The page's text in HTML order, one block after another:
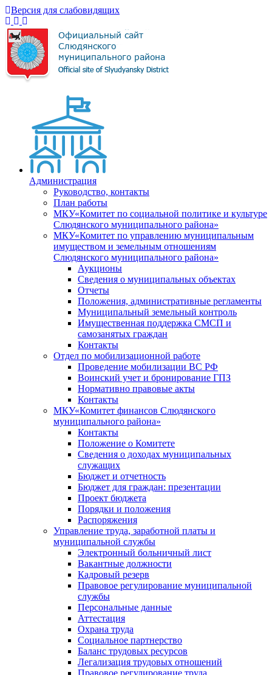
Версия для слабовидящих
Администрация
Руководство, контакты
План работы
МКУ«Комитет по социальной политике и культуре
Слюдянского муниципального района»
МКУ«Комитет по управлению муниципальным
имуществом и земельным отношениям
Слюдянского муниципального района»
Аукционы
Сведения о муниципальных объектах
Отчеты
Положения, административные регламенты
Муниципальный земельный контроль
Имущественная поддержка СМСП и
самозанятых граждан
Контакты
Отдел по мобилизационной работе
Проведение мобилизации ВС РФ
Воинский учет и бронирование ГПЗ
Нормативно правовые акты
Контакты
МКУ«Комитет финансов Слюдянского
муниципального района»
Контакты
Положение о Комитете
Сведения о доходах муниципальных
служащих
Бюджет и отчетность
Бюджет для граждан: презентации
Проект бюджета
Порядки и положения
Распоряжения
Управление труда, заработной платы и
муниципальной службы
Электронный больничный лист
Вакантные должности
Кадровый резерв
Правовое регулирование муниципальной
службы
Персональные данные
Аттестация
Охрана труда
Социальное партнерство
Баланс трудовых ресурсов
Легализация трудовых отношений
Правовое регулирование труда